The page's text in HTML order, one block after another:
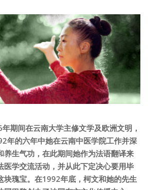
期间在云南大学主修文学及欧洲文明，
年的六年中她在云南中医学院工作并深
养生气功，在此期间她作为法语翻译来
医学交流活动，并从此下定决心要用毕
块瑰宝。在1992年底，柯文和她的先生